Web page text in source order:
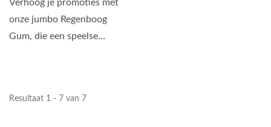
Verhoog je promoties met
onze jumbo Regenboog
Gum, die een speelse
Resultaat 1 - 7 van 7